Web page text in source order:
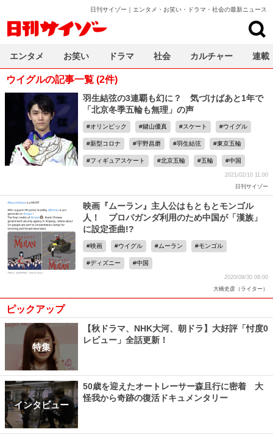
日刊サイゾー｜エンタメ・お笑い・ドラマ・社会の最新ニュース
ウイグルの記事一覧 (2件)
羽生結弦の3連覇も幻に？ 気づけばあと1年で
「北京冬季五輪も無理」の声
オリンピック 鍵山優真 スケート ウイグル
新型コロナ 宇野昌磨 羽生結弦 東京五輪
フィギュアスケート 北京五輪 五輪 中国
2021/02/10 11:00
日刊サイゾー
映画『ムーラン』主人公はもともとモンゴル
人！ プロパガンダ利用のため中国が「漢族」
に設定歪曲!?
映画 ウイグル ムーラン モンゴル
ディズニー 中国
2020/09/30 08:00
大橋史彦（ライター）
ピックアップ
特集
【秋ドラマ、NHK大河、朝ドラ】大好評「忖度0
レビュー」全話更新！
インタビュー
50歳を迎えたオートレーサー森且行に密着 大
怪我から奇跡の復活ドキュメンタリー
エンタメ お笑い ドラマ 社会 カルチャー 連載